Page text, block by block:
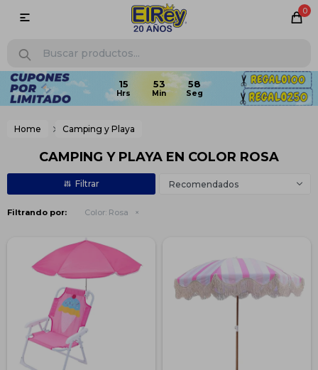
0

15 53 58
Home Camping y Playa
CAMPING Y PLAYA EN COLOR ROSA
Recomendados
Filtrando por: Color: Rosa